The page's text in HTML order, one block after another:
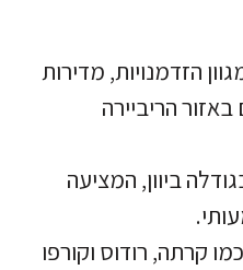
הזדמנויות, מדירות
הריביירה
ביוון, המציעה
קרתה, רודוס וקורפו